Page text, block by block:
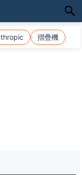
摺疊機